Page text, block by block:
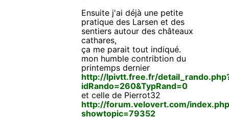
Ensuite j'ai déjà une petite
pratique des Larsen et des
sentiers autour des châteaux
cathares,
ça me parait tout indiqué.
mon humble contribtion du
printemps dernier
http://lpivtt.free.fr/
idRando=260&TypRand=0
et celle de Pierrot32
http://forum.velovert.com/
showtopic=79352